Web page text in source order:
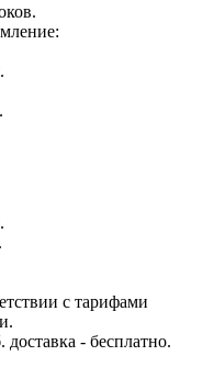
с тарифами
доставка - бесплатно.